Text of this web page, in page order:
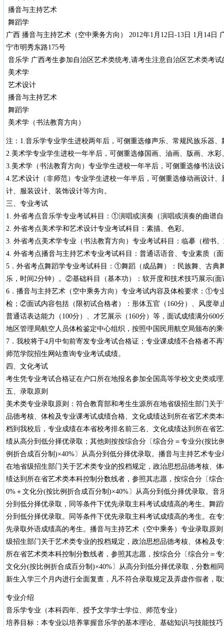
播音与主持艺术
舞蹈学
广西 播音与主持艺术（空中乘务方向） 2012年1月12日-13日 1月14日
宁市明秀东路175号
音乐学 广西考生参加自治区艺术类统考,请考生注意自治区艺术类考
美术学
艺术设计
播音与主持艺术
舞蹈学
美术学（书法教育方向）
注：1.音乐学专业学生进校两年后，可侧重选修声乐、常规民族乐器
2.美术学专业学生进校一年半后，可侧重选修国画、油画、版画、水
3.美术学（书法教育方向）专业学生进校一年半后，可侧重选修书法
4.艺术设计（非师范）专业学生进校一年半后，可侧重选修动画设计
计、服装设计、装饰设计等方向。
三、专业考试
1. 外省考点音乐学专业考试科目：①演唱或演奏（演唱或演奏的曲谱
2. 外省考点美术学和艺术设计专业考试科目：素描、色彩。
3. 外省考点美术学专业（书法教育方向）专业考试科目：临摹（楷书
4. 外省考点播音与主持艺术专业考试科目：普通话语音、专业素质（
5．外省考点舞蹈学专业考试科目：①舞蹈（成品舞）：民族舞、古典
乐，时间2分钟）。②基础科目（基本功）：软开度和技术技巧展示(面
6．播音与主持艺术（空中乘务方向）专业考试内容及体检要求：①专
检；②面试内容包括（限初试合格者）：形体五官（160分）、风度举
普通话表达能力（100分）、才艺展示（160分）等，面试成绩满分
地区管理局航空人员体检鉴定中心组织，按照中国民用航空局颁布的
7．我校将于4月中旬前寄发专业考试合格证；专业课成绩不合格者不
师范学院招生网站查询专业考试成绩。
四、文化考试
考生凭专业考试合格证在户口所在地报名参加全国高等学校文史类或
五、录取原则
美术类专业录取原则：符合教育部和考生生源所在地省级招生部门关
品德考核、体检及专业课考试成绩合格、文化成绩达到所在省艺术类
档到我校后，专业成绩在本省校考排名前三名、文化成绩达到所在省
绩从高分到低分择优录取；其他则按按综合分〔综合分＝专业分(按比
例折合成百分制)×40%〕从高分到低分择优录取。播音与主持艺术专
在地省级招生部门关于艺术类专业的投档规定，政治思想品德考核、
绩达到所在省艺术类本科控制分数线者，参照其志愿，按综合分〔综
0%＋文化分(按比例折合成百分制)×40%〕从高分到低分择优录取。音
分到低分择优录取，同等条件下优先录取主科考试成绩高的考生。舞
分到低分择优录取。同等条件下优先录取主科考试成绩高的考生。在
先录取外语成绩高的考生。播音与主持艺术（空中乘务）专业录取原
级招生部门关于艺术类专业的投档规定，政治思想品德考核、体检及
所在省艺术类本科控制分数线者，参照其志愿，按综合分〔综合分＝
文化分(按比例折合成百分制)×40%〕从高分到低分择优录取，分数相
新生入学三个月内进行全面复查，凡不符合录取规定及弄虚作假者，
专业介绍
音乐学专业（本科四年、授予文学学士学位、师范专业）
培养目标：本专业以培养掌握音乐学的基本理论、基础知识与技能技